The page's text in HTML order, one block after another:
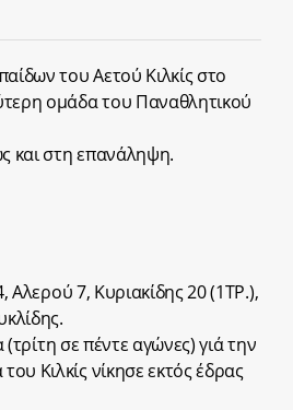
του Αετού Κιλκίς στο
ομάδα του Παναθλητικού
και στη επανάληψη.
7, Κυριακίδης 20 (1ΤΡ.),
σε πέντε αγώνες) γιά την
Κιλκίς νίκησε εκτός έδρας